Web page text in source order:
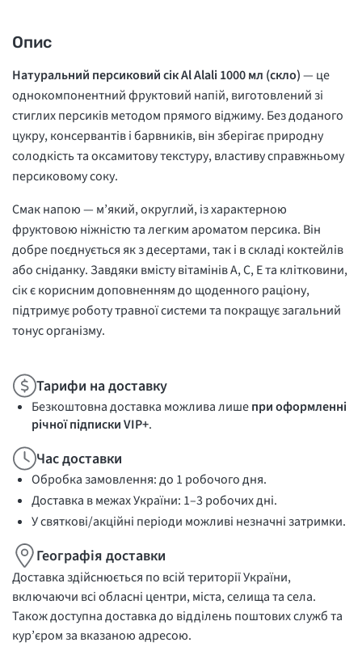
Опис
Натуральний персиковий сік Al Alali 1000 мл (скло)— це
однокомпонентний фруктовий напій, виготовлений зі
стиглих персиків методом прямого віджиму. Без доданого
цукру, консервантів і барвників, він зберігає природну
солодкість та оксамитову текстуру, властиву справжньому
персиковому соку.
Смак напою — м’який, округлий, із характерною
фруктовою ніжністю та легким ароматом персика. Він
добре поєднується як з десертами, так і в складі коктейлів
або сніданку. Завдяки вмісту вітамінів A, C, E та клітковини,
сік є корисним доповненням до щоденного раціону,
підтримує роботу травної системи та покращує загальний
тонус організму.
Тарифи на доставку
Безкоштовна доставка можлива лишепри оформленні
річної підписки VIP+.
Час доставки
Обробка замовлення: до 1 робочого дня.
Доставка в межах України: 1–3 робочих дні.
У святкові/акційні періоди можливі незначні затримки.
Географія доставки
Доставка здійснюється по всій території України,
включаючи всі обласні центри, міста, селища та села.
Також доступна доставка до відділень поштових служб та
кур’єром за вказаною адресою.